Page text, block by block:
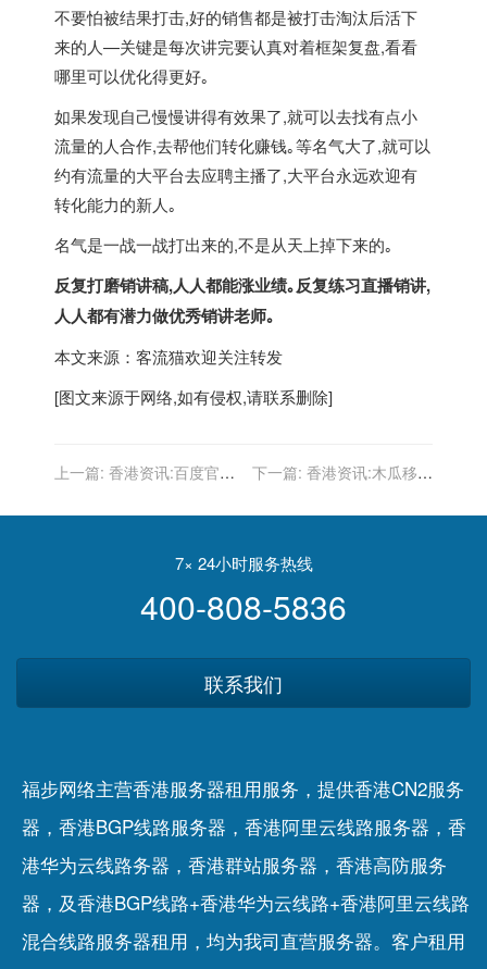
不要怕被结果打击,好的销售都是被打击淘汰后活下
来的人—关键是每次讲完要认真对着框架复盘,看看
哪里可以优化得更好｡
如果发现自己慢慢讲得有效果了,就可以去找有点小
流量的人合作,去帮他们转化赚钱｡等名气大了,就可以
约有流量的大平台去应聘主播了,大平台永远欢迎有
转化能力的新人｡
名气是一战一战打出来的,不是从天上掉下来的｡
反复打磨销讲稿,人人都能涨业绩｡反复练习直播销讲,
人人都有潜力做优秀销讲老师｡
本文来源：客流猫欢迎关注转发
[图文来源于网络,如有侵权,请联系删除]
上一篇: 香港资讯:百度官
复吗?
下一篇: 香港资讯:木瓜移动
出海是一件难而正确的事
7× 24小时服务热线
400-808-5836
联系我们
福步网络主营香港服务器租用服务，提供香港CN2服务
器，香港BGP线路服务器，香港阿里云线路服务器，香
港华为云线路务器，香港群站服务器，香港高防服务
器，及香港BGP线路+香港华为云线路+香港阿里云线路
混合线路服务器租用，均为我司直营服务器。客户租用